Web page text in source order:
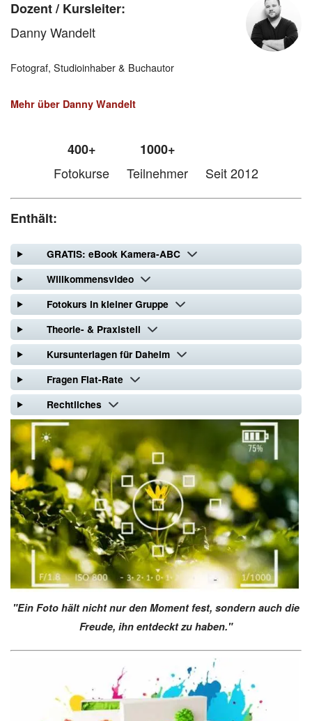
Dozent / Kursleiter:
Danny Wandelt
Fotograf, Studioinhaber & Buchautor
Mehr über Danny Wandelt
400+
Fotokurse
1000+
Teilnehmer
Seit 2012
Enthält:
GRATIS: eBook Kamera-ABC
Willkommensvideo
Fotokurs in kleiner Gruppe
Theorie- & Praxisteil
Kursunterlagen für Daheim
Fragen Flat-Rate
Rechtliches
"Ein Foto hält nicht nur den Moment fest, sondern auch die
Freude, ihn entdeckt zu haben."